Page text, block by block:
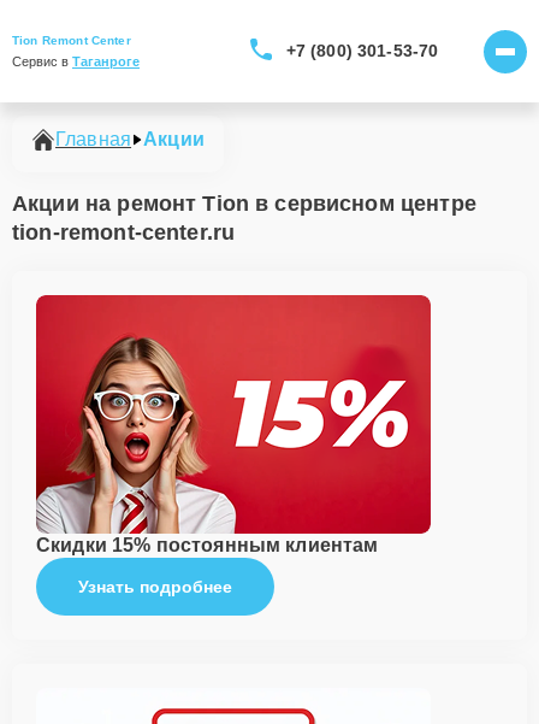
Tion Remont Center
Сервис в Таганроге
+7 (800) 301-53-70
Главная Акции
Акции на ремонт Tion в сервисном центре
tion-remont-center.ru
Скидки 15% постоянным клиентам
Узнать подробнее